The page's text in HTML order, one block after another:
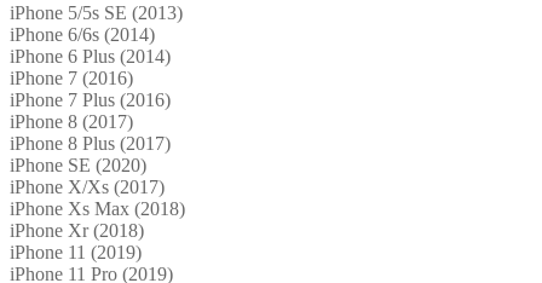
iPhone 5/5s SE (2013)
iPhone 6/6s (2014)
iPhone 6 Plus (2014)
iPhone 7 (2016)
iPhone 7 Plus (2016)
iPhone 8 (2017)
iPhone 8 Plus (2017)
iPhone SE (2020)
iPhone X/Xs (2017)
iPhone Xs Max (2018)
iPhone Xr (2018)
iPhone 11 (2019)
iPhone 11 Pro (2019)